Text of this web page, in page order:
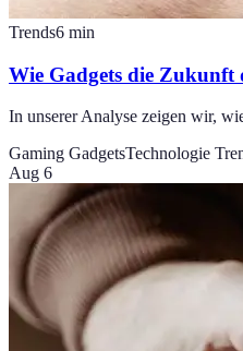
Trends6 min
Wie Gadgets die Zukunft
In unserer Analyse zeigen wir,
Gaming GadgetsTechnologie
Aug 6